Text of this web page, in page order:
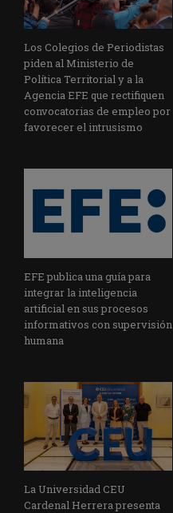
Los Colegios de Periodistas
piden al Ministerio de
Política Territorial y a la
Agencia EFE que rectifiquen
convocatorias de empleo por
favorecer el intrusismo
EFE publica una guía para
integrar la inteligencia
artificial en sus procesos
informativos con supervisión
humana
La Universidad CEU
Cardenal Herrera presenta